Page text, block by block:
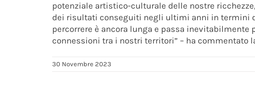
potenziale artistico-culturale delle nostre
dei risultati conseguiti negli ultimi anni in termini
percorrere è ancora lunga e passa inevitabilmente
connessioni tra i nostri territori” – ha commentato
30 Novembre 2023